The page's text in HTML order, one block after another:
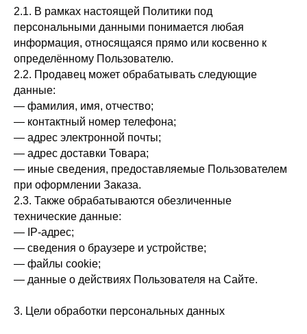
2.1. В рамках настоящей Политики под
персональными данными понимается любая
информация, относящаяся прямо или косвенно к
определённому Пользователю.
2.2. Продавец может обрабатывать следующие
данные:
— фамилия, имя, отчество;
— контактный номер телефона;
— адрес электронной почты;
— адрес доставки Товара;
— иные сведения, предоставляемые Пользователем
при оформлении Заказа.
2.3. Также обрабатываются обезличенные
технические данные:
— IP-адрес;
— сведения о браузере и устройстве;
— файлы cookie;
— данные о действиях Пользователя на Сайте.
3. Цели обработки персональных данных